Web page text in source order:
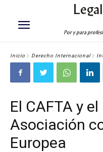
Legal
Por y para
Inicio Derecho Internacional
El CAFTA y
Asociación
Europea